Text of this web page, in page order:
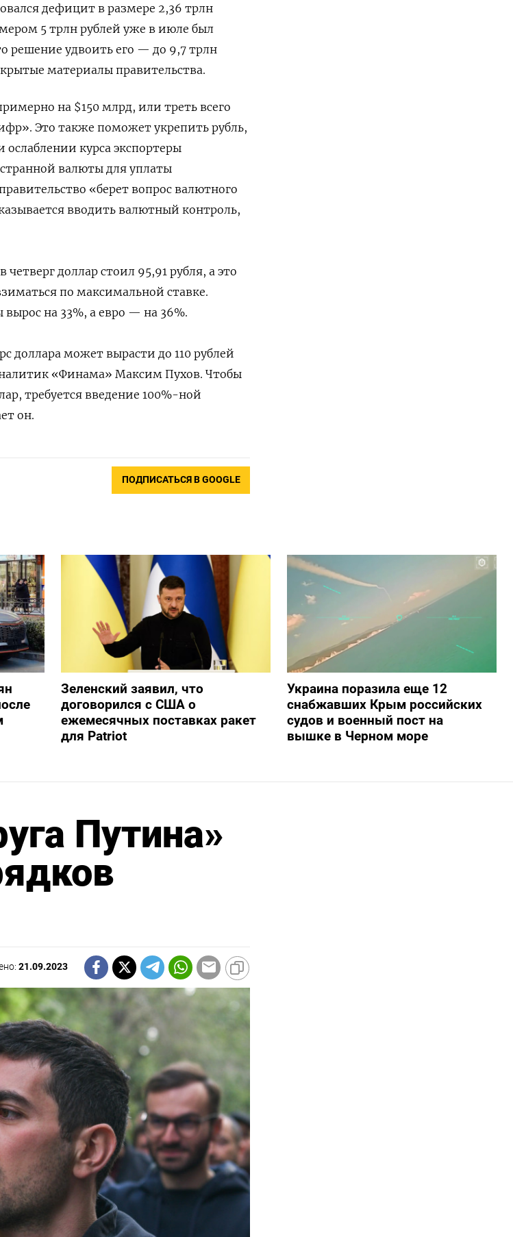
дефицит в размере 2,36 трлн
5 трлн рублей уже в июле был
решение удвоить его — до 9,7 трлн
материалы правительства.
на $150 млрд, или треть всего
Это также поможет укрепить рубль,
курса экспортеры
валюты для уплаты
«берет вопрос валютного
вводить валютный контроль,
доллар стоил 95,91 рубля, а это
по максимальной ставке.
на 33%, а евро — на 36%.
доллара может вырасти до 110 рублей
«Финама» Максим Пухов. Чтобы
требуется введение 100%-ной
он.
ПОДПИСАТЬСЯ В GOOGLE
Зеленский заявил, что
договорился с США о
ежемесячных поставках ракет
для Patriot
Украина поразила еще 12
снабжавших Крым российских
судов и военный пост на
вышке в Черном море
Путина»
21.09.2023